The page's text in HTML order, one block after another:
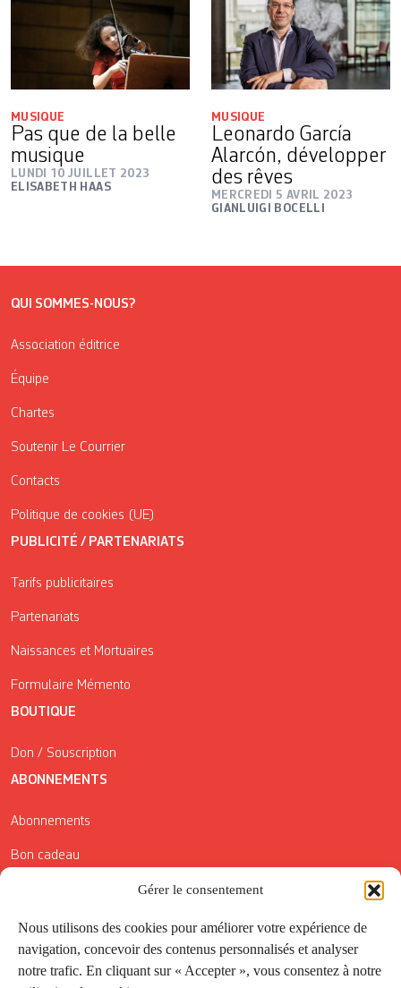
Gérer le consentement
Nous utilisons des cookies pour améliorer votre expérience de
navigation, concevoir des contenus personnalisés et analyser
notre trafic. En cliquant sur « Accepter », vous consentez à notre
MUSIQUE
Pas que de la belle
musique
LUNDI 10 JUILLET 2023
ELISABETH HAAS
MUSIQUE
Leonardo García
Alarcón, développer
des rêves
MERCREDI 5 AVRIL 2023
GIANLUIGI BOCELLI
QUI SOMMES-NOUS?
Association éditrice
Équipe
Chartes
Soutenir Le Courrier
Contacts
Politique de cookies (UE)
PUBLICITÉ / PARTENARIATS
Tarifs publicitaires
Partenariats
Naissances et Mortuaires
Formulaire Mémento
BOUTIQUE
Don / Souscription
ABONNEMENTS
Abonnements
Bon cadeau
Conditions générales de vente
Réductions de la Carte Côté Courrier
Application